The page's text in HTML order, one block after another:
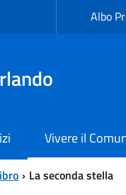
Albo
Vivere il
La seconda stella